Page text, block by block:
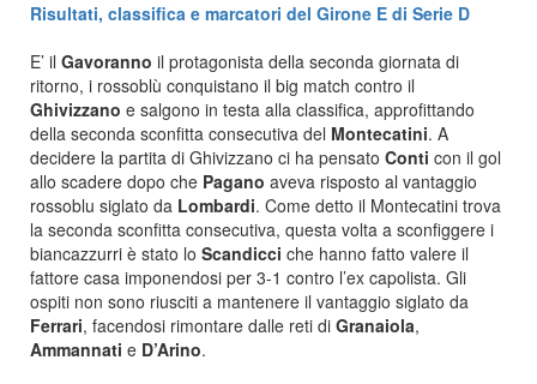
Risultati, classifica e marcatori del Girone E di Serie D
E’ il Gavoranno il protagonista della seconda giornata di
ritorno, i rossoblù conquistano il big match contro il
Ghivizzano e salgono in testa alla classifica, approfittando
della seconda sconfitta consecutiva del Montecatini. A
decidere la partita di Ghivizzano ci ha pensato Conti con il gol
allo scadere dopo che Pagano aveva risposto al vantaggio
rossoblu siglato da Lombardi. Come detto il Montecatini trova
la seconda sconfitta consecutiva, questa volta a sconfiggere i
biancazzurri è stato lo Scandicci che hanno fatto valere il
fattore casa imponendosi per 3-1 contro l’ex capolista. Gli
ospiti non sono riusciti a mantenere il vantaggio siglato da
Ferrari, facendosi rimontare dalle reti di Granaiola,
Ammannati e D’Arino.